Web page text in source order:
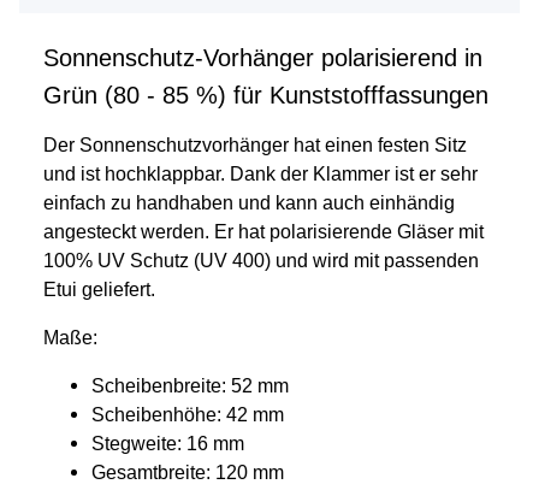
Sonnenschutz-Vorhänger polarisierend in
Grün (80 - 85 %) für Kunststofffassungen
Der Sonnenschutzvorhänger hat einen festen Sitz
und ist hochklappbar. Dank der Klammer ist er sehr
einfach zu handhaben und kann auch einhändig
angesteckt werden. Er hat polarisierende Gläser mit
100% UV Schutz (UV 400) und wird mit passenden
Etui geliefert.
Maße:
Scheibenbreite: 52 mm
Scheibenhöhe: 42 mm
Stegweite: 16 mm
Gesamtbreite: 120 mm